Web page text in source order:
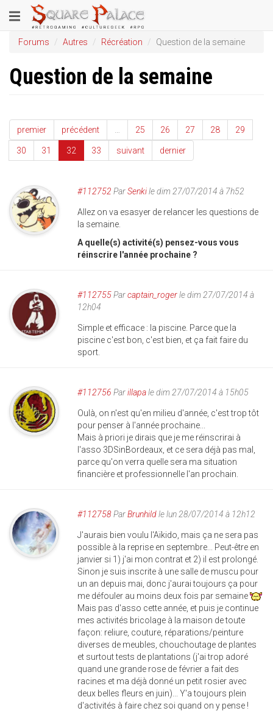
au
contenu
principal
Toggle
navigation
Forums Autres Récréation Question de la semaine
Question de la semaine
premier précédent 25 26 27 28 29
30 31 32 33 suivant dernier
#112752 ParSenkile dim 27/07/2014 à 7h52
Allez on va esasyer de relancer les questions de
la semaine.
A quelle(s) activité(s) pensez-vous vous
réinscrire l'année prochaine ?
#112755Parcaptain_rogerle dim 27/07/2014 à
12h04
Simple et efficace : la piscine. Parce que la
piscine c'est bon, c'est bien, et ça fait faire du
sport.
#112756 Parillapale dim 27/07/2014 à 15h05
Oulà, on n'est qu'en milieu d'année, c'est trop tôt
pour penser à l'année prochaine...
Mais à priori je dirais que je me réinscrirai à
l'asso 3DSinBordeaux, et ce sera déjà pas mal,
parce qu'on verra quelle sera ma situation
financière et professionnelle l'an prochain.
#112758ParBrunhildle lun 28/07/2014 à 12h12
J'aurais bien voulu l'Aïkido, mais ça ne sera pas
possible à la reprise en septembre... Peut-être en
janvier si 1) j'ai mon contrat et 2) il est prolongé.
Sinon je suis inscrite à une salle de muscu pour
un an depuis mai, donc j'aurai toujours ça pour
me défouler au moins deux fois par semaine
Mais pas d'asso cette année, et puis je continue
mes activités bricolage à la maison de toute
façon: reliure, couture, réparations/peinture
diverses de meubles, chouchoutage de plantes
et surtout tests de plantations (j'ai trop adoré
quand une grande rose de février a fait des
racines et ma déjà donné un petit rosier avec
deux belles fleurs en juin)... Y'a toujours plein
d'activités à faire chez soi quand on y pense !